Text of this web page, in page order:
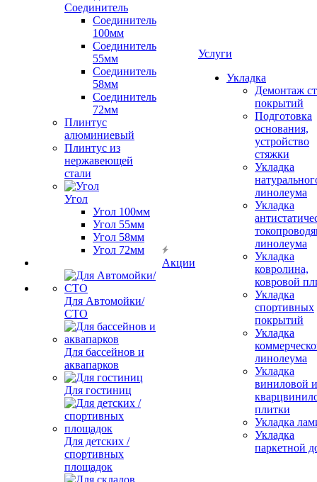
Соединитель
Соединитель
100мм
Соединитель
55мм
Соединитель
58мм
Соединитель
72мм
Плинтус
алюминиевый
Плинтус из
нержавеющей
стали
Угол
Угол 100мм
Угол 55мм
Угол 58мм
Угол 72мм
Для Автомойки/
СТО
Для бассейнов и
аквапарков
Для гостиниц
Для детских /
спортивных
площадок
Акции
Услуги
Укладка
Демонтаж
покрытий
Подготовка
основания,
устройство
стяжки
Укладка
линолеума
Укладка
линолеума
Укладка
ковролина,
ковровой
Укладка
спортивных
покрытий
Укладка
линолеума
Укладка
виниловой и
плитки
Укладка
Укладка
паркетной